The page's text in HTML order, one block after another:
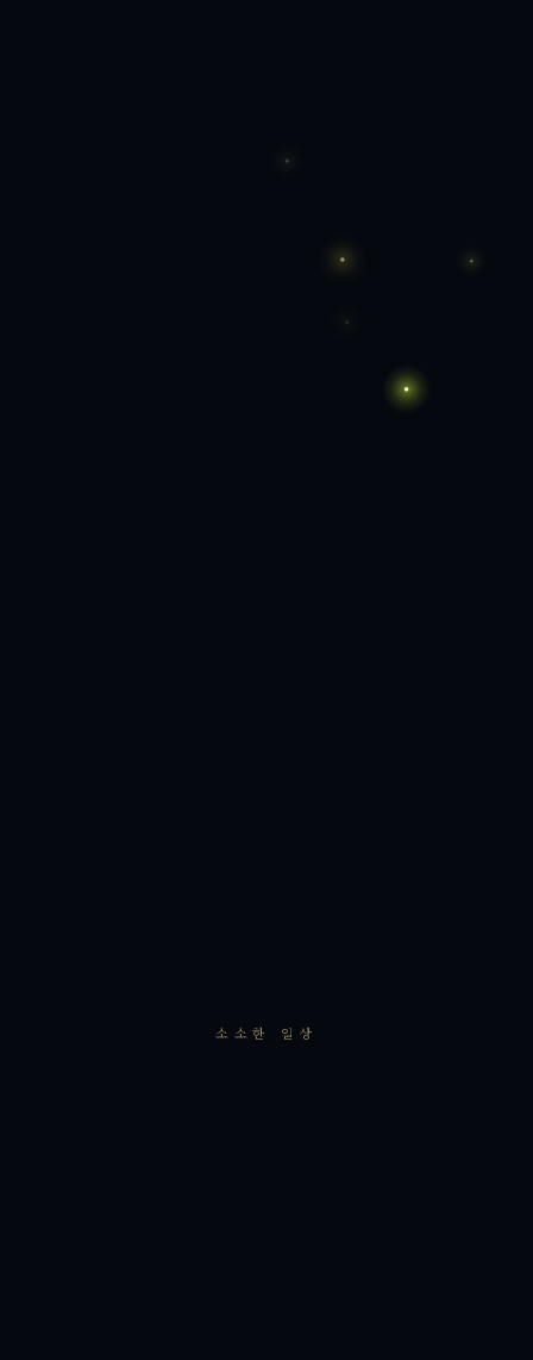
소소한 일상